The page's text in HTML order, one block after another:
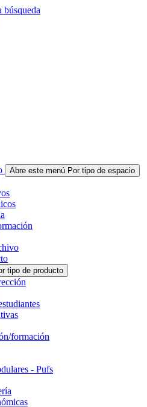
búsqueda
Abre este menú Por tipo de espacio
tipo de producto
formación
- Pufs